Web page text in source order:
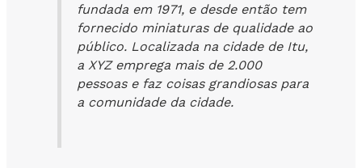
fundada em 1971, e desde então tem
fornecido miniaturas de qualidade ao
público. Localizada na cidade de Itu,
a XYZ emprega mais de 2.000
pessoas e faz coisas grandiosas para
a comunidade da cidade.